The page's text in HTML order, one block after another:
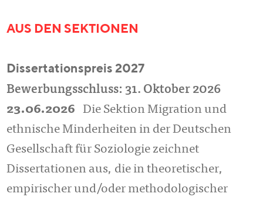
AUS DEN SEKTIONEN
Dissertationspreis 2027
Bewerbungsschluss: 31. Oktober 2026
23.06.2026
Die Sektion Migration und
ethnische Minderheiten in der Deutschen
Gesellschaft für Soziologie zeichnet
Dissertationen aus, die in theoretischer,
empirischer und/oder methodologischer